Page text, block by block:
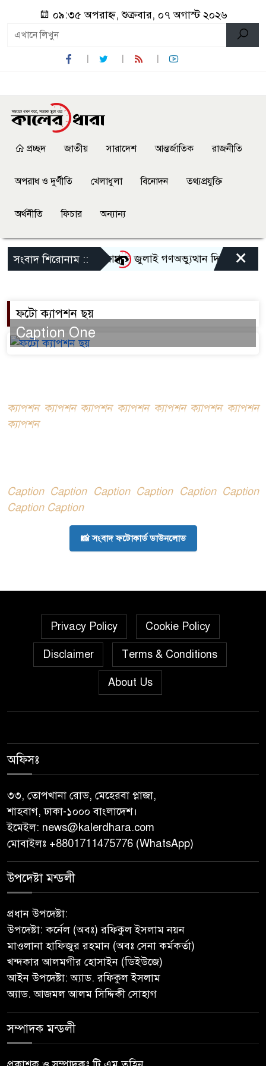
০৯:৩৫ অপরাহ্ন, শুক্রবার, ০৭ অগাস্ট ২০২৬
প্রচ্ছদ জাতীয় সারাদেশ আন্তর্জাতিক রাজনীতি
অপরাধ ও দুর্ণীতি খেলাধুলা বিনোদন তথ্যপ্রযুক্তি
অর্থনীতি ফিচার অন্যান্য
সংবাদ শিরোনাম ::
নেতাকে হেনস্থার অভিযোগ জুলাই গণঅভ্যুত্থান দিবস উপলক্ষে
×
ফটো ক্যাপশন ছয়
Caption One
ক্যাপশন ক্যাপশন ক্যাপশন ক্যাপশন ক্যাপশন ক্যাপশন ক্যাপশন
ক্যাপশন
Caption Caption Caption Caption Caption Caption
Caption Caption
📸 সংবাদ ফটোকার্ড ডাউনলোড
Privacy Policy Cookie Policy
Disclaimer Terms & Conditions
About Us
অফিসঃ
৩৩, তোপখানা রোড, মেহেরবা প্লাজা,
শাহবাগ, ঢাকা-১০০০ বাংলাদেশ।
ইমেইল: news@kalerdhara.com
মোবাইলঃ +8801711475776 (WhatsApp)
উপদেষ্টা মন্ডলী
প্রধান উপদেষ্টা:
উপদেষ্টা: কর্নেল (অবঃ) রফিকুল ইসলাম নয়ন
মাওলানা হাফিজুর রহমান (অবঃ সেনা কর্মকর্তা)
খন্দকার আলমগীর হোসাইন (ডিইউজে)
আইন উপদেষ্টা: অ্যাড. রফিকুল ইসলাম
অ্যাড. আজমল আলম সিদ্দিকী সোহাগ
সম্পাদক মন্ডলী